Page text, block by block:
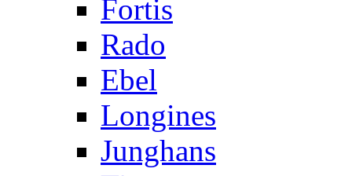
Fortis
Rado
Ebel
Longines
Junghans